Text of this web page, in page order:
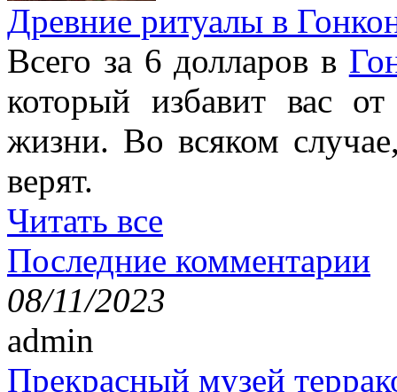
Древние ритуалы в
Всего за 6 долларов в
который избавит вас
жизни. Во всяком
верят.
Читать все
Последние комментарии
08/11/2023
admin
Прекрасный музей